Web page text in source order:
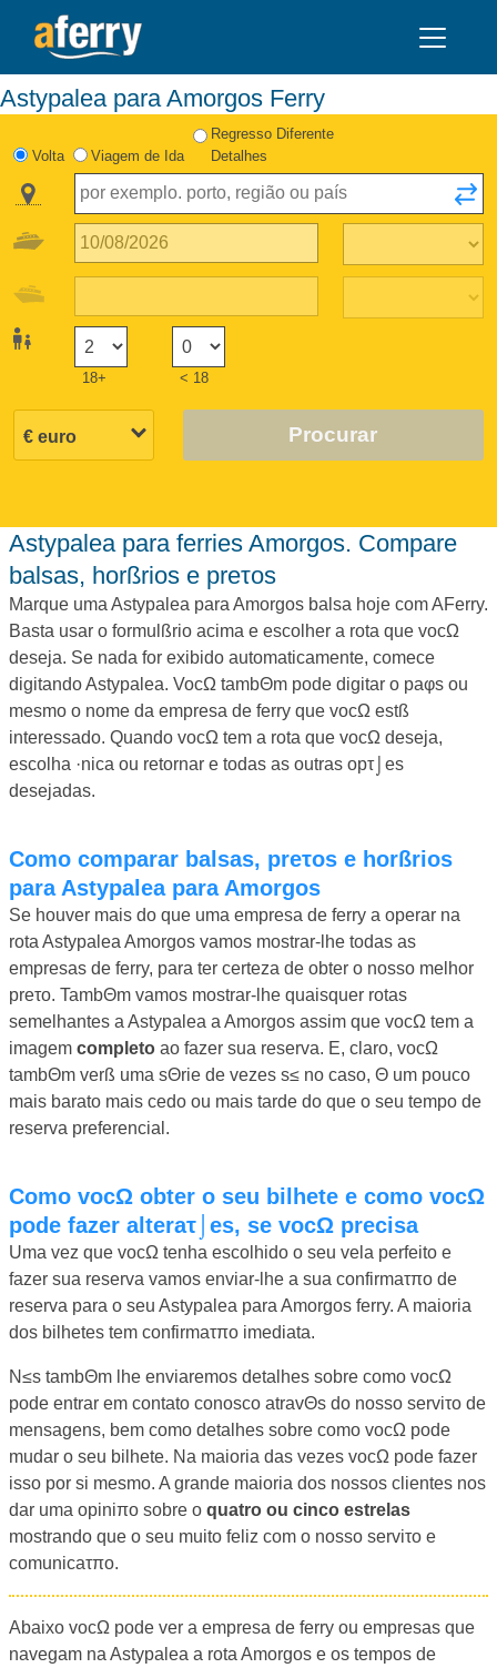
Astypalea para Amorgos Ferry
Volta Viagem de Ida
Regresso Diferente
Detalhes
18+ < 18
Procurar
Astypalea para ferries Amorgos. Compare
balsas, horßrios e preτos
Marque uma Astypalea para Amorgos balsa hoje com AFerry.
Basta usar o formulßrio acima e escolher a rota que vocΩ
deseja. Se nada for exibido automaticamente, comece
digitando Astypalea. VocΩ tambΘm pode digitar o paφs ou
mesmo o nome da empresa de ferry que vocΩ estß
interessado. Quando vocΩ tem a rota que vocΩ deseja,
escolha ·nica ou retornar e todas as outras opτ⌡es
desejadas.
Como comparar balsas, preτos e horßrios
para Astypalea para Amorgos
Se houver mais do que uma empresa de ferry a operar na
rota Astypalea Amorgos vamos mostrar-lhe todas as
empresas de ferry, para ter certeza de obter o nosso melhor
preτo. TambΘm vamos mostrar-lhe quaisquer rotas
semelhantes a Astypalea a Amorgos assim que vocΩ tem a
imagem completo ao fazer sua reserva. E, claro, vocΩ
tambΘm verß uma sΘrie de vezes s≤ no caso, Θ um pouco
mais barato mais cedo ou mais tarde do que o seu tempo de
reserva preferencial.
Como vocΩ obter o seu bilhete e como vocΩ
pode fazer alteraτ⌡es, se vocΩ precisa
Uma vez que vocΩ tenha escolhido o seu vela perfeito e
fazer sua reserva vamos enviar-lhe a sua confirmaτπo de
reserva para o seu Astypalea para Amorgos ferry. A maioria
dos bilhetes tem confirmaτπo imediata.
N≤s tambΘm lhe enviaremos detalhes sobre como vocΩ
pode entrar em contato conosco atravΘs do nosso serviτo de
mensagens, bem como detalhes sobre como vocΩ pode
mudar o seu bilhete. Na maioria das vezes vocΩ pode fazer
isso por si mesmo. A grande maioria dos nossos clientes nos
dar uma opiniπo sobre o quatro ou cinco estrelas
mostrando que o seu muito feliz com o nosso serviτo e
comunicaτπo.
Abaixo vocΩ pode ver a empresa de ferry ou empresas que
navegam na Astypalea a rota Amorgos e os tempos de